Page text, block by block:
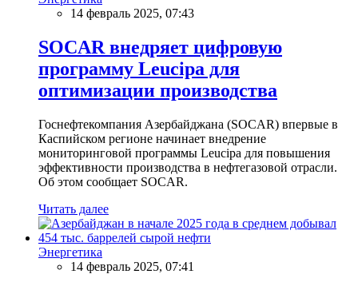
14 февраль 2025, 07:43
SOCAR внедряет цифровую
программу Leucipa для
оптимизации производства
Госнефтекомпания Азербайджана (SOCAR) впервые в
Каспийском регионе начинает внедрение
мониторинговой программы Leucipa для повышения
эффективности производства в нефтегазовой отрасли.
Об этом сообщает SOCAR.
Читать далее
Энергетика
14 февраль 2025, 07:41